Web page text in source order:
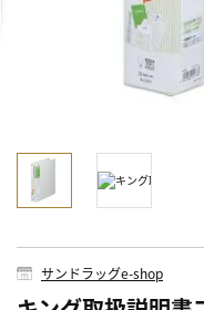
サンドラッグe-shop